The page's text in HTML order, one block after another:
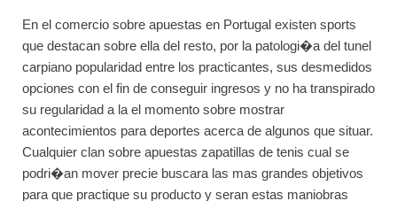
En el comercio sobre apuestas en Portugal existen sports
que destacan sobre ella del resto, por la patologi�a del tunel
carpiano popularidad entre los practicantes, sus desmedidos
opciones con el fin de conseguir ingresos y no ha transpirado
su regularidad a la el momento sobre mostrar
acontecimientos para deportes acerca de algunos que situar.
Cualquier clan sobre apuestas zapatillas de tenis cual se
podri�an mover precie buscara las mas grandes objetivos
para que practique su producto y seran estas maniobras